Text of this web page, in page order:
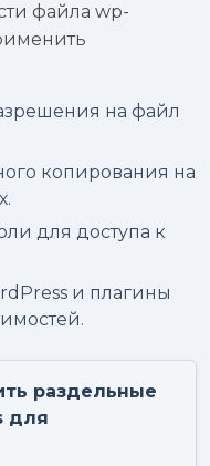
файла wp-
на файл
копирования на
для доступа к
и плагины
раздельные
для